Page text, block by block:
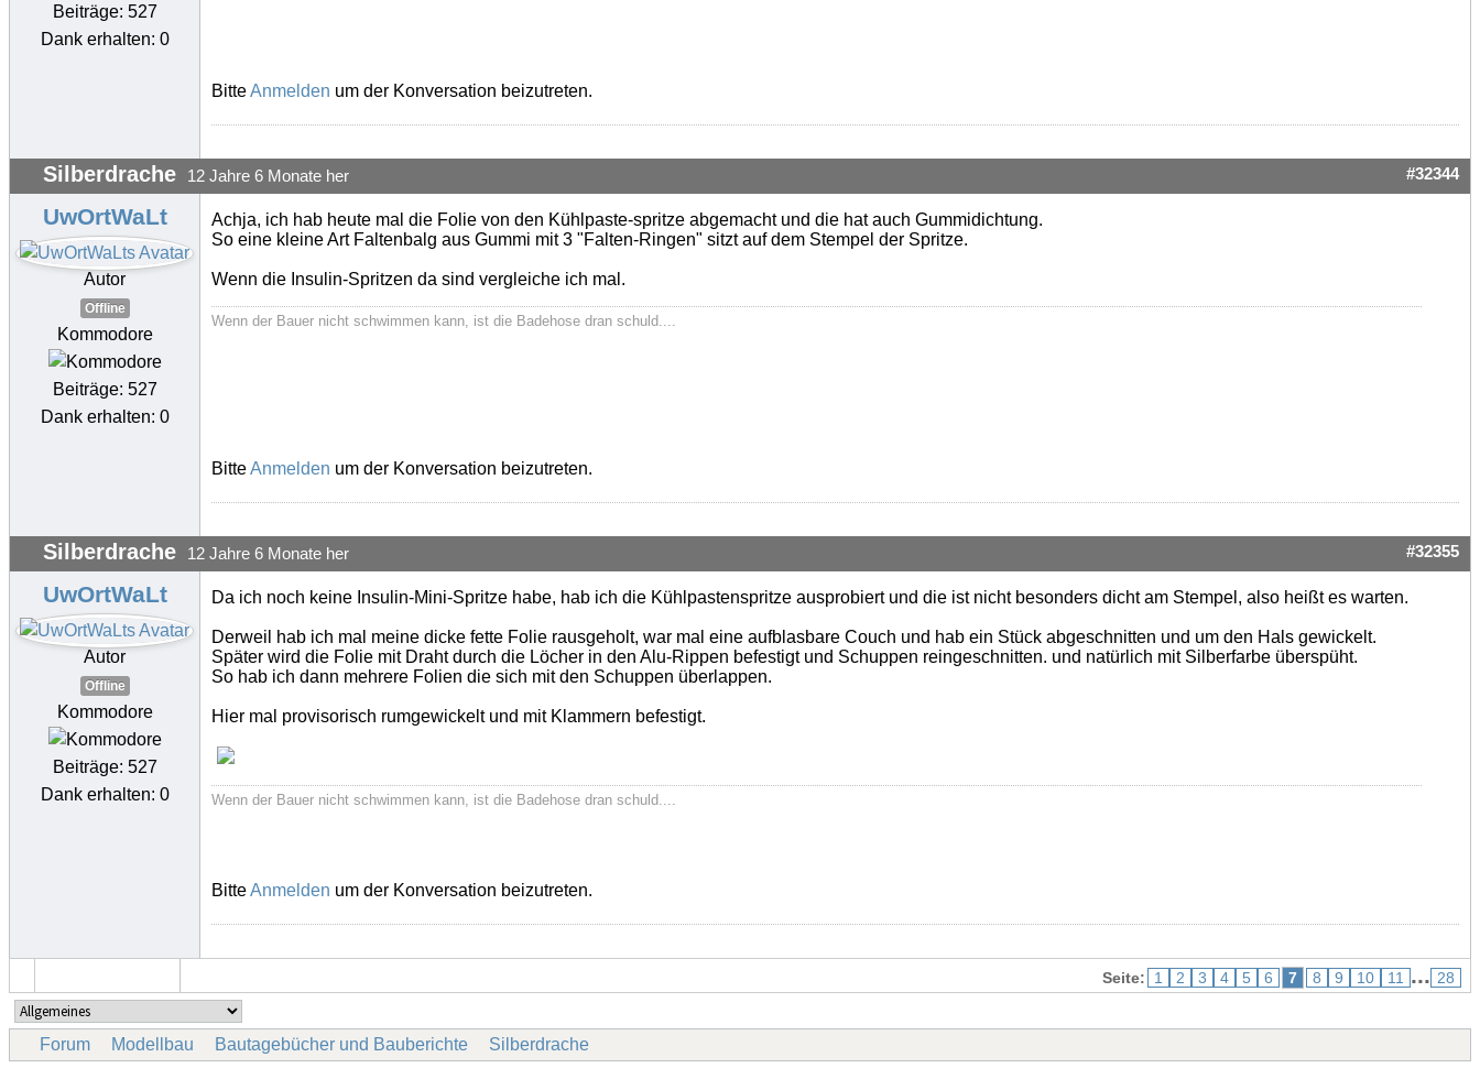
Beiträge: 527
Dank erhalten: 0
BitteAnmelden um der Konversation beizutreten.
Silberdrache 12 Jahre 6 Monate her #32344
UwOrtWaLt
Autor
Offline
Kommodore
Beiträge: 527
Dank erhalten: 0
Achja, ich hab heute mal die Folie von den Kühlpaste-spritze abgemacht und die hat auch Gummidichtung.
So eine kleine Art Faltenbalg aus Gummi mit 3 "Falten-Ringen" sitzt auf dem Stempel der Spritze.
Wenn die Insulin-Spritzen da sind vergleiche ich mal.
Wenn der Bauer nicht schwimmen kann, ist die Badehose dran schuld....
BitteAnmelden um der Konversation beizutreten.
Silberdrache 12 Jahre 6 Monate her #32355
UwOrtWaLt
Autor
Offline
Kommodore
Beiträge: 527
Dank erhalten: 0
Da ich noch keine Insulin-Mini-Spritze habe, hab ich die Kühlpastenspritze ausprobiert und die ist nicht besonders dicht am Stempel, also heißt es warten.
Derweil hab ich mal meine dicke fette Folie rausgeholt, war mal eine aufblasbare Couch und hab ein Stück abgeschnitten und um den Hals gewickelt.
Später wird die Folie mit Draht durch die Löcher in den Alu-Rippen befestigt und Schuppen reingeschnitten. und natürlich mit Silberfarbe überspüht.
So hab ich dann mehrere Folien die sich mit den Schuppen überlappen.
Hier mal provisorisch rumgewickelt und mit Klammern befestigt.
Wenn der Bauer nicht schwimmen kann, ist die Badehose dran schuld....
BitteAnmelden um der Konversation beizutreten.
Seite: 1 2 3 4 5 6 7 8 9 10 11 ... 28
Forum Modellbau Bautagebücher und Bauberichte Silberdrache